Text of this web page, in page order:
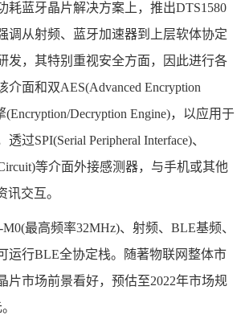
耗蓝牙晶片解决方案上，推出DTS1580
调从射频、蓝牙加速器到上层软体协定
发，其特别重视安全方面，因此进行各
面和双AES(Advanced Encryption
(Encryption/Decryption Engine)，以应用于
过SPI(Serial Peripheral Interface)、
等介面外接感测器，与手机或其他
交互。
最高频率32MHz)、射频、BLE基频、
运行BLE全协定栈。随著物联网整体市
片市场前景看好，预估至2022年市场规